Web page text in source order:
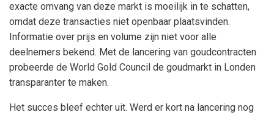
exacte omvang van deze markt is moeilijk in te schatten,
omdat deze transacties niet openbaar plaatsvinden.
Informatie over prijs en volume zijn niet voor alle
deelnemers bekend. Met de lancering van goudcontracten
probeerde de World Gold Council de goudmarkt in Londen
transparanter te maken.
Het succes bleef echter uit. Werd er kort na lancering nog